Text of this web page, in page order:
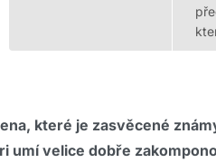
které je zasvěcené
umí velice dobře